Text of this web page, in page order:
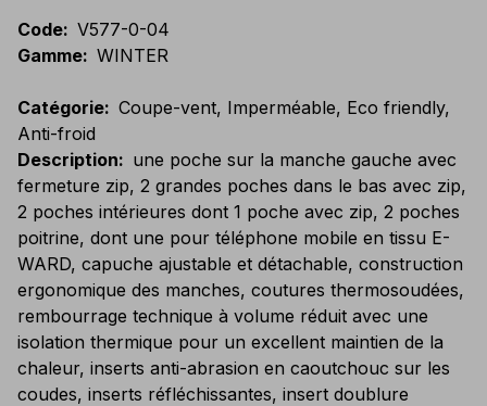
Code: V577-0-04
Gamme: WINTER
Catégorie: Coupe-vent, Imperméable, Eco friendly,
Anti-froid
Description: une poche sur la manche gauche avec
fermeture zip, 2 grandes poches dans le bas avec zip,
2 poches intérieures dont 1 poche avec zip, 2 poches
poitrine, dont une pour téléphone mobile en tissu E-
WARD, capuche ajustable et détachable, construction
ergonomique des manches, coutures thermosoudées,
rembourrage technique à volume réduit avec une
isolation thermique pour un excellent maintien de la
chaleur, inserts anti-abrasion en caoutchouc sur les
coudes, inserts réfléchissantes, insert doublure